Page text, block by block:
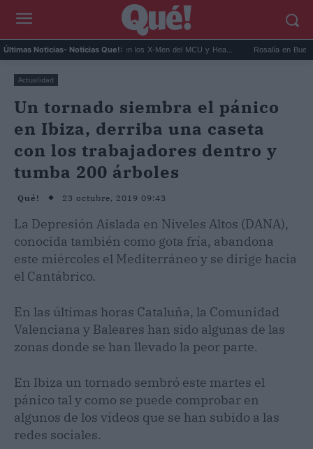
Últimas Noticias- Noticias Que!:
Kit Connor será Cíclope en los X-Men del MCU y Hea... Rosalía en Buenos
Actualidad
Un tornado siembra el pánico
en Ibiza, derriba una caseta
con los trabajadores dentro y
tumba 200 árboles
Qué! 23 octubre, 2019 09:43
La Depresión Aislada en Niveles Altos (DANA),
conocida también como gota fría, abandona
este miércoles el Mediterráneo y se dirige hacia
el Cantábrico.
En las últimas horas Cataluña, la Comunidad
Valenciana y Baleares han sido algunas de las
zonas donde se han llevado la peor parte.
En Ibiza un tornado sembró este martes el
pánico tal y como se puede comprobar en
algunos de los vídeos que se han subido a las
redes sociales.